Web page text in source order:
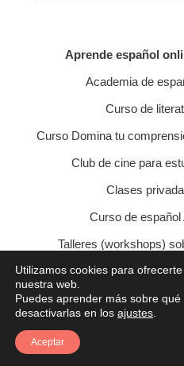
Aprende español
Academia de
Curso de
Curso Domina tu
Club de cine para
Clases
Curso de
Talleres (workshops)
Curso de
Política de privacidad
Condiciones de contratación
Utilizamos cookies para
nuestra web.
Puedes aprender más sobre
desactivarlas en los ajustes
Aceptar